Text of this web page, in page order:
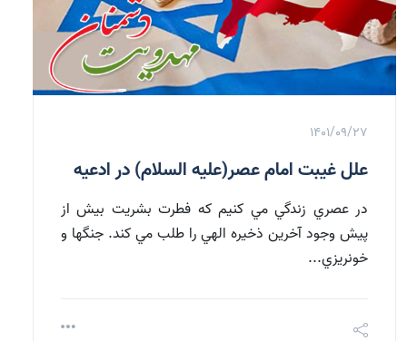
1401/09/27
علل غيبت امام عصر(علیه السلام) در ادعيه
در عصري زندگي مي كنيم كه فطرت بشريت بيش از
پيش وجود آخرين ذخيره الهي را طلب مي كند. جنگها و
خونريزي...